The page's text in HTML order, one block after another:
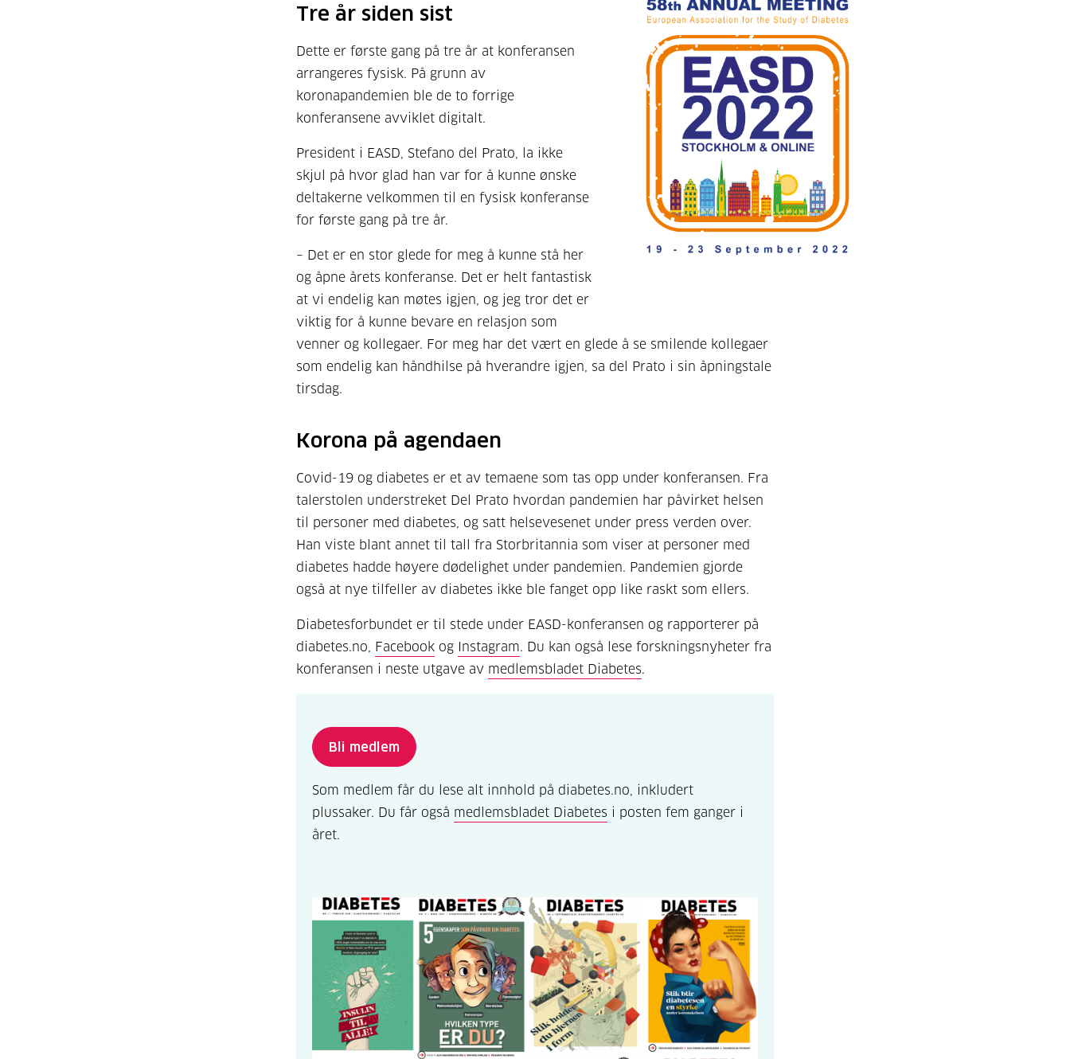
Tre år siden sist
Dette er første gang på tre år at konferansen
arrangeres fysisk. På grunn av
koronapandemien ble de to forrige
konferansene avviklet digitalt.
President i EASD, Stefano del Prato, la ikke
skjul på hvor glad han var for å kunne ønske
deltakerne velkommen til en fysisk konferanse
for første gang på tre år.
– Det er en stor glede for meg å kunne stå her
og åpne årets konferanse. Det er helt fantastisk
at vi endelig kan møtes igjen, og jeg tror det er
viktig for å kunne bevare en relasjon som
venner og kollegaer. For meg har det vært en glede å se smilende kollegaer
som endelig kan håndhilse på hverandre igjen, sa del Prato i sin åpningstale
tirsdag.
Korona på agendaen
Covid-19 og diabetes er et av temaene som tas opp under konferansen. Fra
talerstolen understreket Del Prato hvordan pandemien har påvirket helsen
til personer med diabetes, og satt helsevesenet under press verden over.
Han viste blant annet til tall fra Storbritannia som viser at personer med
diabetes hadde høyere dødelighet under pandemien. Pandemien gjorde
også at nye tilfeller av diabetes ikke ble fanget opp like raskt som ellers.
Diabetesforbundet er til stede under EASD-konferansen og rapporterer på
diabetes.no, Facebook og Instagram. Du kan også lese forskningsnyheter fra
konferansen i neste utgave av medlemsbladet Diabetes.
Bli medlem
Som medlem får du lese alt innhold på diabetes.no, inkludert
plussaker. Du får også medlemsbladet Diabetes i posten fem ganger i
året.